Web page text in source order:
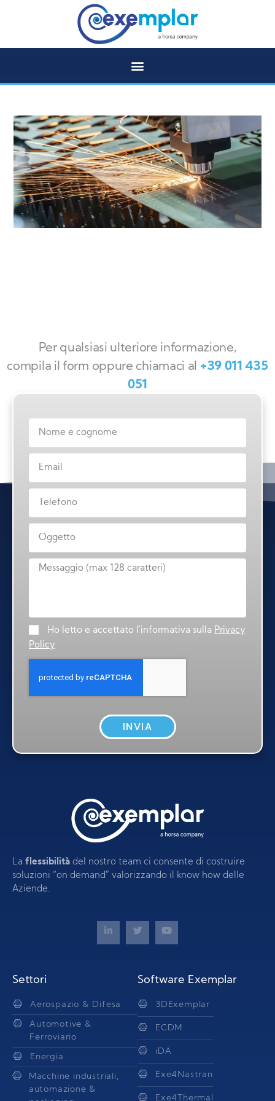
Per qualsiasi ulteriore informazione,
compila il form oppure chiamaci al +39 011 435
051
Ho letto e accettato l'informativa sulla Privacy
Policy
INVIA
La flessibilità del nostro team ci consente di costruire
soluzioni “on demand” valorizzando il know how delle
Aziende.
Settori
Aerospazio & Difesa
Automotive &
Ferroviario
Energia
Macchine industriali,
automazione &
Software Exemplar
3DExemplar
ECDM
iDA
Exe4Nastran
Exe4Thermal